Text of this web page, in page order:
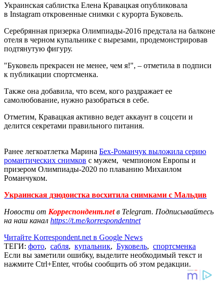
Украинская саблистка Елена Кравацкая опубликовала
в Instagram откровенные снимки с курорта Буковель.
Серебрянная призерка Олимпиады-2016 предстала на балконе
отеля в черном купальнике с вырезами, продемонстрировав
подтянутую фигуру.
"Буковель прекрасен не менее, чем я!", – отметила в подписи
к публикации спортсменка.
Также она добавила, что всем, кого раздражает ее
самолюбование, нужно разобраться в себе.
Отметим, Кравацкая активно ведет аккаунт в соцсети и
делится секретами правильного питания.
Ранее легкоатлетка Марина Бех-Романчук выложила серию
романтических снимков с мужем, чемпионом Европы и
призером Олимпиады-2020 по плаванию Михаилом
Романчуком.
Украинская дзюдоистка восхитила снимками с Мальдив
Новости от Корреспондент.netв Telegram. Подписывайтесь
на наш канал https://t.me/korrespondentnet
Читайте Korrespondent.net в Google News
ТЕГИ: фото, сабля, купальник, Буковель, спортсменка
Если вы заметили ошибку, выделите необходимый текст и
нажмите Ctrl+Enter, чтобы сообщить об этом редакции.